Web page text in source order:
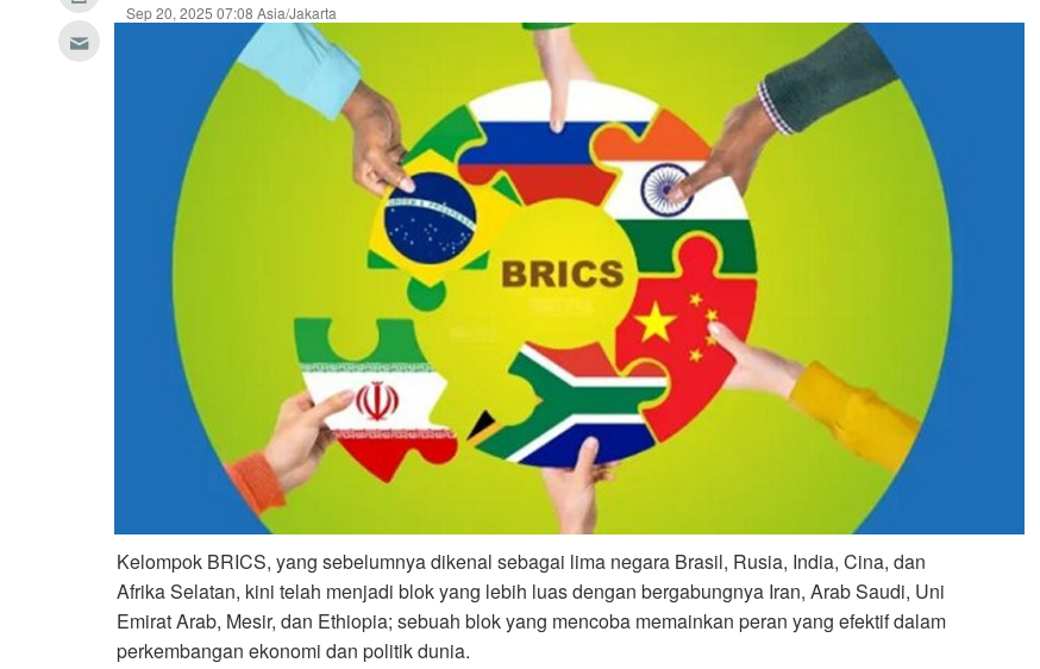
Sep 20, 2025 07:08 Asia/Jakarta
Kelompok BRICS, yang sebelumnya dikenal sebagai lima negara Brasil, Rusia, India, Cina, dan
Afrika Selatan, kini telah menjadi blok yang lebih luas dengan bergabungnya Iran, Arab Saudi, Uni
Emirat Arab, Mesir, dan Ethiopia; sebuah blok yang mencoba memainkan peran yang efektif dalam
perkembangan ekonomi dan politik dunia.